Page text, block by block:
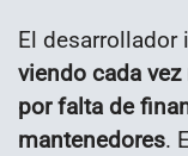
El desarrollador
viendo cada
por falta de
mantenedores.